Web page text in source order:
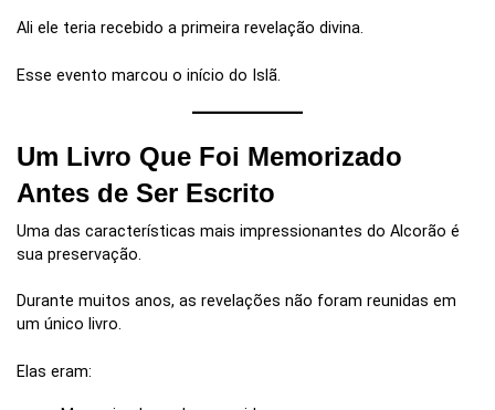
Ali ele teria recebido a primeira revelação divina.
Esse evento marcou o início do Islã.
Um Livro Que Foi Memorizado
Antes de Ser Escrito
Uma das características mais impressionantes do Alcorão é
sua preservação.
Durante muitos anos, as revelações não foram reunidas em
um único livro.
Elas eram: